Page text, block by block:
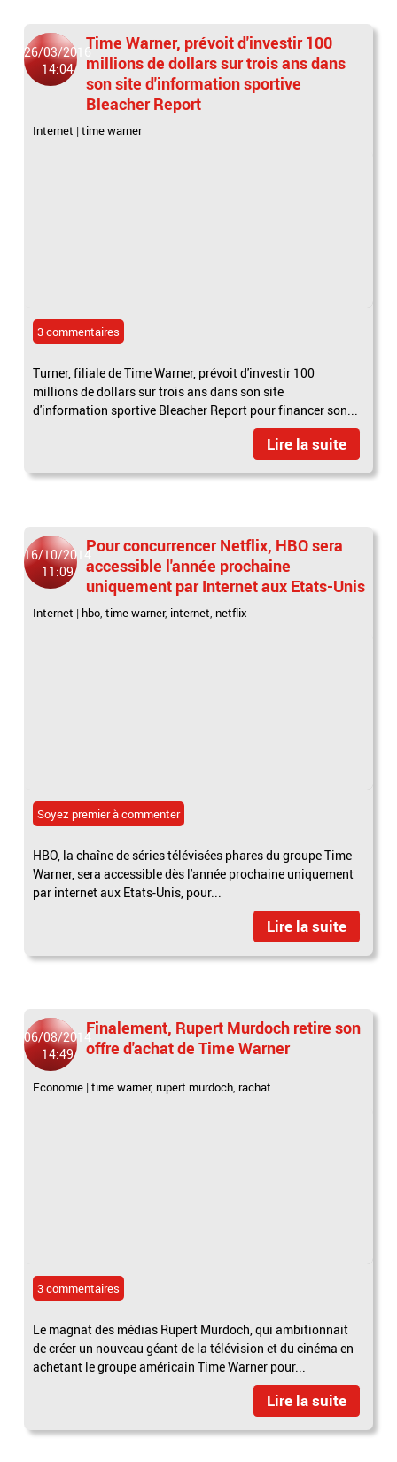
26/03/2016
14:04
Time Warner, prévoit d'investir 100
millions de dollars sur trois ans dans
son site d'information sportive
Bleacher Report
Internet |time warner
3 commentaires
Turner, filiale de Time Warner, prévoit d'investir 100
millions de dollars sur trois ans dans son site
d'information sportive Bleacher Report pour financer son...
Lire la suite
16/10/2014
11:09
Pour concurrencer Netflix, HBO sera
accessible l'année prochaine
uniquement par Internet aux Etats-Unis
Internet | hbo,time warner, internet, netflix
Soyez premier à commenter
HBO, la chaîne de séries télévisées phares du groupe Time
Warner, sera accessible dès l'année prochaine uniquement
par internet aux Etats-Unis, pour...
Lire la suite
06/08/2014
14:49
Finalement, Rupert Murdoch retire son
offre d'achat de Time Warner
Economie |time warner, rupert murdoch, rachat
3 commentaires
Le magnat des médias Rupert Murdoch, qui ambitionnait
de créer un nouveau géant de la télévision et du cinéma en
achetant le groupe américain Time Warner pour...
Lire la suite